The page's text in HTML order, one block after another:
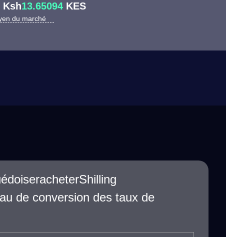
Ksh13.65094 KES
du marché
de conversion des taux de